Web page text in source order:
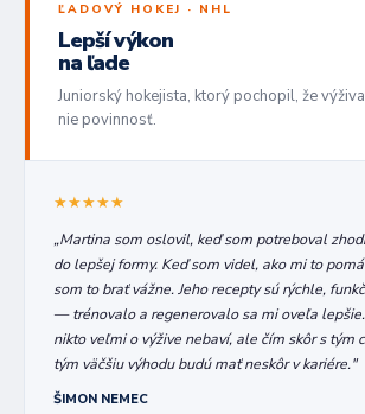
ĽADOVÝ HOKEJ · NHL
Lepší výkon
na ľade
Juniorský hokejista, ktorý pochopil, že
nie povinnosť.
★★★★★
„Martina som oslovil, keď som potreboval
do lepšej formy. Keď som videl, ako mi to
som to brať vážne. Jeho recepty sú rýchle,
— trénovalo a regenerovalo sa mi oveľa
nikto veľmi o výžive nebaví, ale čím skôr s tým
tým väčšiu výhodu budú mať neskôr v kariére."
ŠIMON NEMEC